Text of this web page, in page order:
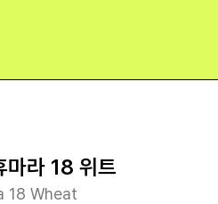
마라 18 위트
18 Wheat